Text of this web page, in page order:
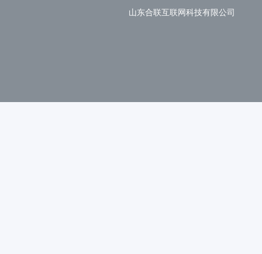
山东合联互联网科技有限公司